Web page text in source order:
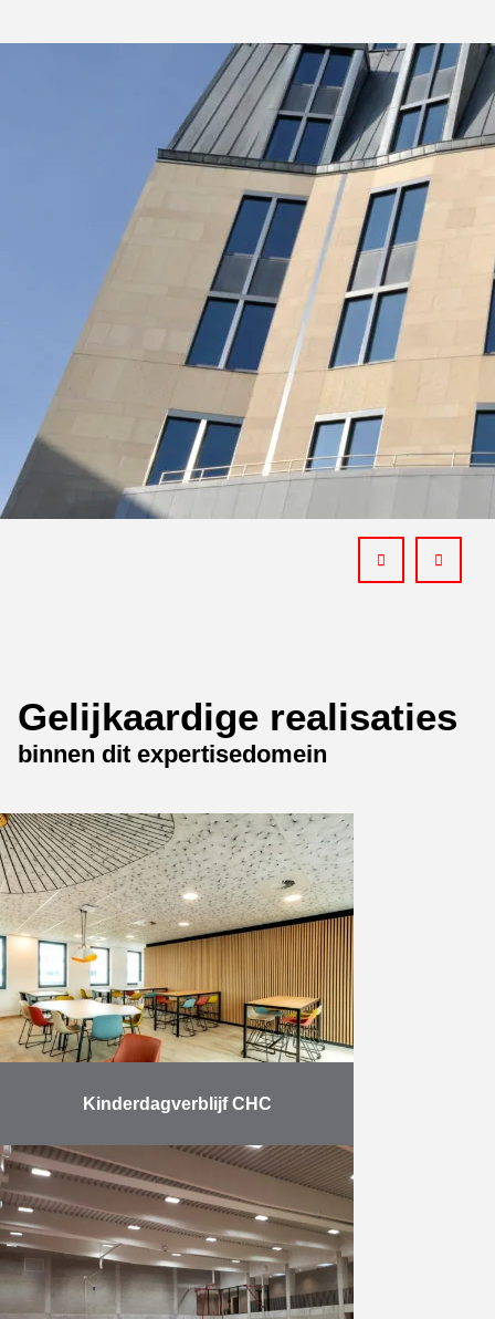
Gelijkaardige realisaties
binnen dit expertisedomein
Kinderdagverblijf CHC
Bouw van een dienstengebouw,
van een crèche en een parking
alsook de omgevingsaanleg voor
het ziekenhuis MontLégia: 300
werkposten; 72 bedden voor de
crèche; 180 …